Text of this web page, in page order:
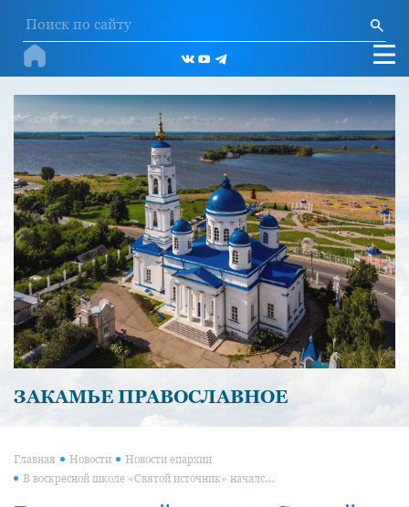
ЗАКАМЬЕ ПРАВОСЛАВНОЕ
Главная Новости Новости епархии
В воскресной школе «Святой источник» начался учебный год